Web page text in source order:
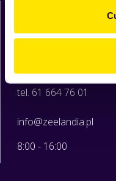
Zeelandia sp. z o.o.
62-080 Tarnowo
tel. 61 664 76 00
tel. 61 664 76 01
info@zeelandia.pl
8:00 - 16:00